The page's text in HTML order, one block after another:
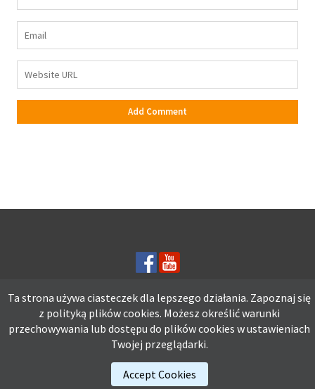
Ta strona używa ciasteczek dla lepszego działania. Zapoznaj się z
polityką plikówcookies.Możesz określić warunki przechowywania lub
dostępu do plików cookies w ustawieniach Twojej przeglądarki.
Ta strona używa ciasteczek dla lepszego działania. Zapoznaj się
z polityką plikówcookies. Możesz określić warunki
przechowywania lub dostępu do plików cookies w ustawieniach
Twojej przeglądarki.
Accept Cookies